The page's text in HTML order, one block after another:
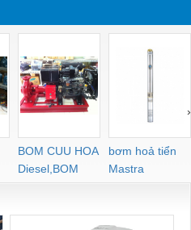
BOM CUU HOA
Diesel,BOM
CHUA CHAY
bơm hoả tiển
Mastra
›